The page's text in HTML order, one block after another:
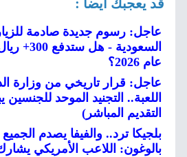
عاجل: رسوم جديدة صادمة
السعودية -
عام 2026؟
عاجل: قرار تاريخي من وزارة
اللعبة.. التجنيد الموحد للجنسين
التقديم المباشر)
بلجيكا ترد.. والفيفا يصدم
بالوغون: اللاعب الأمريكي